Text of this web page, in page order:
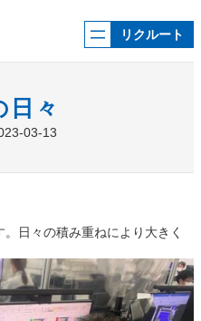
リクルート
日々
03-13
日々の積み重ねにより大きく